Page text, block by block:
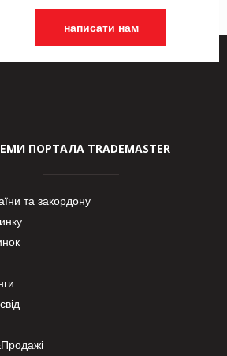
написати нам
ПОРТАЛА TRADEMASTER
та закордону